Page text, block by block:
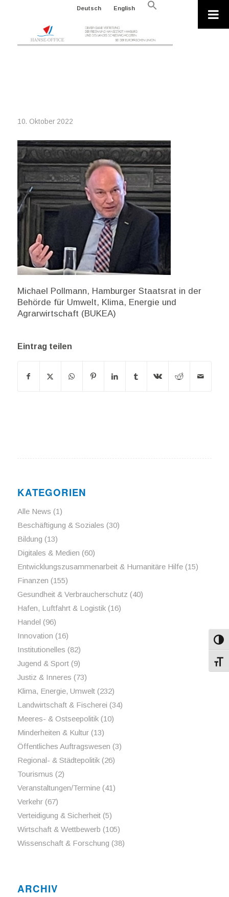
Deutsch English
Search
10. Oktober 2022
Michael Pollmann, Hamburger Staatsrat in der
Behörde für Umwelt, Klima, Energie und
Agrarwirtschaft (BUKEA)
Eintrag teilen
KATEGORIEN
Alle News (1)
Beschäftigung & Soziales (30)
Bildung (13)
Digitales & Medien (60)
Entwicklungszusammenarbeit & Humanitäre Hilfe(15)
Finanzen (155)
Gesundheit & Verbraucherschutz (40)
Hafen, Luftfahrt & Logistik(16)
Handel (96)
Innovation (16)
Institutionelles (82)
Jugend & Sport(9)
Justiz & Inneres (73)
Klima, Energie, Umwelt(232)
Landwirtschaft & Fischerei (34)
Meeres- & Ostseepolitik(10)
Minderheiten & Kultur(13)
Öffentliches Auftragswesen (3)
Regional- & Städtepolitik(26)
Tourismus (2)
Veranstaltungen/Termine(41)
Verkehr(67)
Verteidigung & Sicherheit(5)
Wirtschaft & Wettbewerb (105)
Wissenschaft & Forschung (38)
ARCHIV